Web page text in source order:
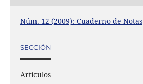
Núm. 12 (2009): Cuaderno de Notas
SECCIÓN
Artículos